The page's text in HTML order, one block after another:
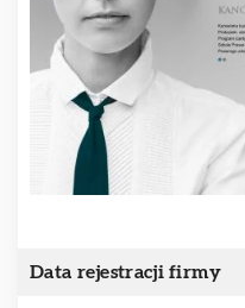
Data rejestracji firmy